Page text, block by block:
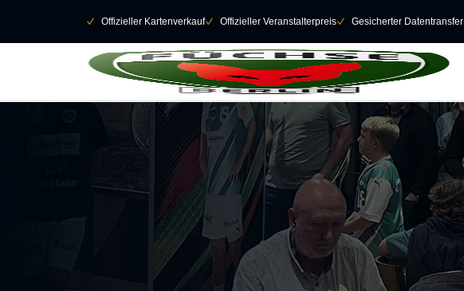
􀆅 Offizieller Kartenverkauf􀆅 Offizieller Veranstalterpreis􀆅 Gesicherter Datentransfer